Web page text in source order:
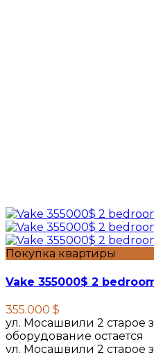
Покупка квартиры
Vake 355000$ 2
355.000 $
ул. Мосашвили 2 старое
оборудование остается
ул. Мосашвили 2 старое